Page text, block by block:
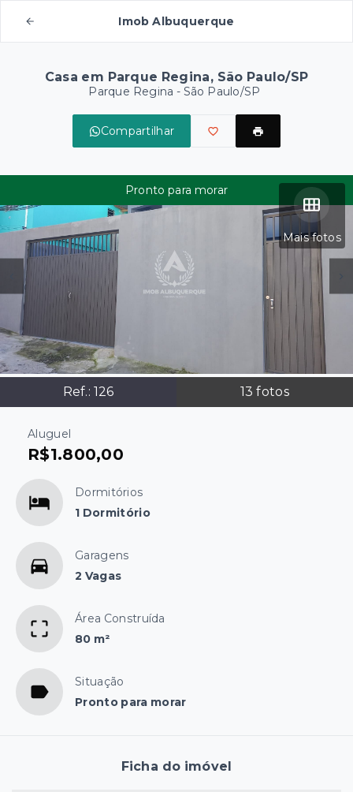
Imob Albuquerque
Casa em Parque Regina, São Paulo/SP
Parque Regina - São Paulo/SP
Compartilhar
Mais fotos
Ref.: 126 13 fotos
Pronto para morar
Aluguel
R$1.800,00
Dormitórios
1 Dormitório
Garagens
2 Vagas
Área Construída
80 m²
Situação
Pronto para morar
Ficha do imóvel